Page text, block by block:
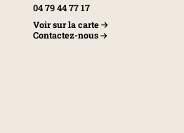
04 79 44 77 17
Voir sur la carte
Contactez-nous